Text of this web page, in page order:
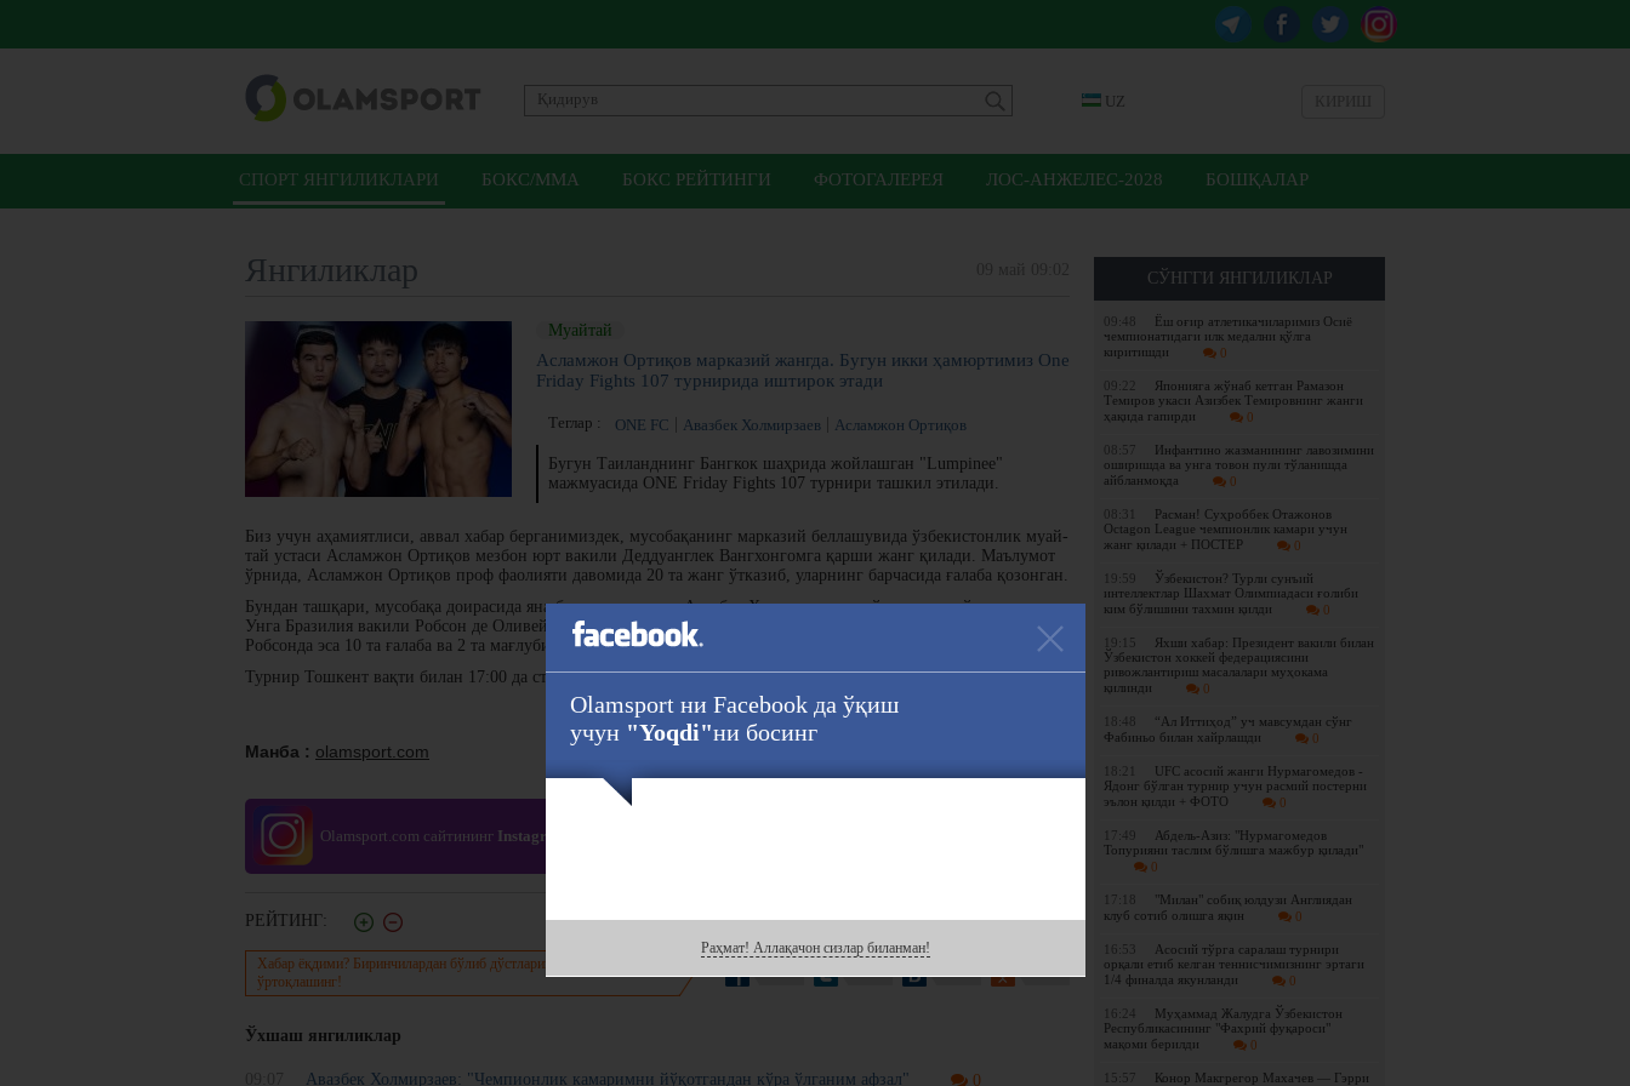
UZ
СПОРТ ЯНГИЛИКЛАРИ БОКС/ММА БОКС РЕЙТИНГИ ФОТОГАЛЕРЕЯ ЛОС-АНЖЕЛЕС-2028 БОШҚАЛАР
СЎНГГИ ЯНГИЛИКЛАР
09:48
Ёш оғир атлетикачиларимиз Осиё
чемпионатидаги илк медални қўлга
киритишди
0
09:22
Японияга жўнаб кетган Рамазон
Темиров укаси Азизбек Темировнинг жанги
ҳақида гапирди
0
08:57
Инфантино жазманининг лавозимини
оширишда ва унга товон пули тўланишда
айбланмоқда
0
08:31
Расман! Суҳроббек Отажонов
Octagon League чемпионлик камари учун
жанг қилади + ПОСТЕР
0
19:59
Ўзбекистон? Турли сунъий
интеллектлар Шахмат Олимпиадаси ғолиби
ким бўлишини тахмин қилди
0
19:15
Яхши хабар: Президент вакили билан
Ўзбекистон хоккей федерациясини
ривожлантириш масалалари муҳокама
қилинди
0
18:48
“Ал Иттиҳод” уч мавсумдан сўнг
Фабиньо билан хайрлашди
0
18:21
UFC асосий жанги Нурмагомедов -
Ядонг бўлган турнир учун расмий постерни
эълон қилди + ФОТО
0
17:49
Абдель-Азиз: "Нурмагомедов
Топурияни таслим бўлишга мажбур қилади"
0
17:18
"Милан" собиқ юлдузи Англиядан
клуб сотиб олишга яқин
0
16:53
Асосий тўрга саралаш турнири
орқали етиб келган теннисчимизнинг эртаги
1/4 финалда якунланди
0
16:24
Муҳаммад Жалудга Ўзбекистон
Республикасининг "Фахрий фуқароси"
мақоми берилди
0
15:57
Конор Макгрегор Махачев — Гэрри
Янгиликлар
Муайтай
Асламжон Ортиқов марказий жангда. Бугун икки ҳамюртимиз One
Friday Fights 107 турнирида иштирок этади
Теглар : ONE FC Авазбек Холмирзаев Асламжон Ортиқов
Бугун Таиланднинг Бангкок шаҳрида жойлашган "Lumpinee"
мажмуасида ONE Friday Fights 107 турнири ташкил этилади.
Биз учун аҳамиятлиси, аввал хабар берганимиздек, мусобақанинг марказий беллашувида ўзбекистонлик муай-
тай устаси Асламжон Ортиқов мезбон юрт вакили Деддуанглек Вангхонгомга қарши жанг қилади. Маълумот
ўрнида, Асламжон Ортиқов проф фаолияти давомида 20 та жанг ўтказиб, уларнинг барчасида ғалаба қозонган.
Бундан ташқари, мусобақа доирасида яна бир ҳамюртимиз Авазбек Холмирзаев ҳам ўз жангини ўтказади.
Унга Бразилия вакили Робсон де Оливейра рақиб бўлади. Холмирзаев ҳисобида 11 та ғалаба ва 2 та мағлубият,
Робсонда эса 10 та ғалаба ва 2 та мағлубият мавжуд.
Турнир Тошкент вақти билан 17:00 да старт олади.
Манба : olamsport.com
Olamsport.com сайтининг Instagram
РЕЙТИНГ:
Хабар ёқдими? Биринчилардан бўлиб дўстларингиз билан
ўртоқлашинг!
Ўхшаш янгиликлар
Авазбек Холмирзаев: "Чемпионлик камаримни йўқотгандан кўра ўлганим афзал" 0
Olamsport ни Facebook да ўқиш
учун "Yoqdi"ни босинг
Раҳмат! Аллақачон сизлар биланман!